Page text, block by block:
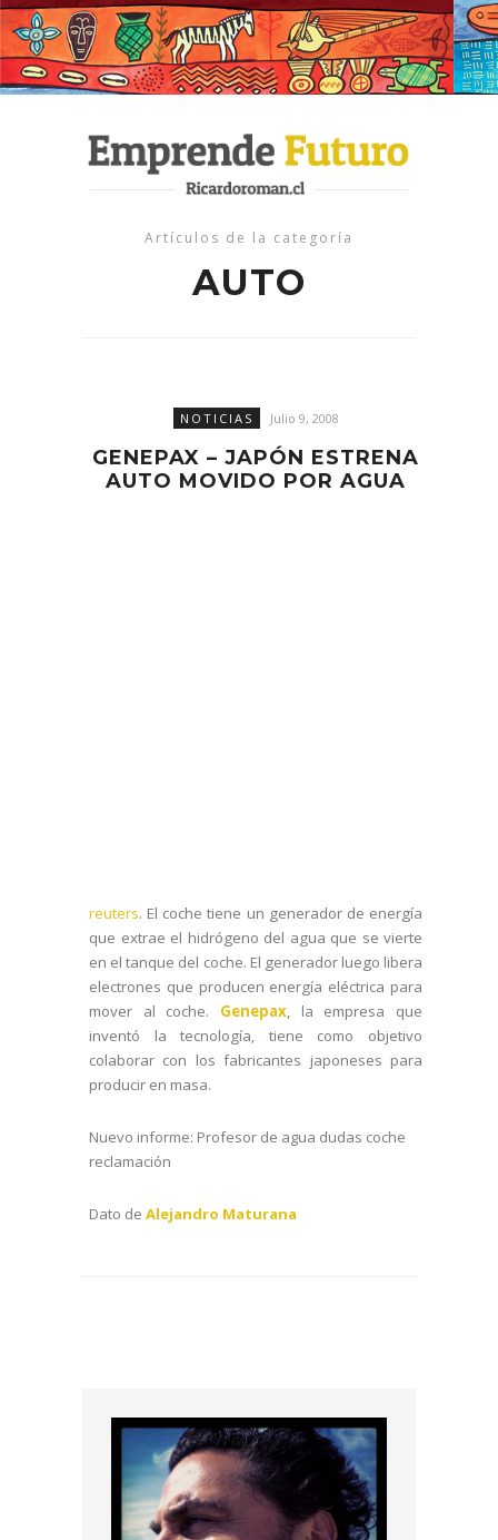
Artículos de la categoría
AUTO
NOTICIAS Julio 9, 2008
GENEPAX – JAPÓN ESTRENA
AUTO MOVIDO POR AGUA
reuters. El coche tiene un generador de energía
que extrae el hidrógeno del agua que se vierte
en el tanque del coche. El generador luego libera
electrones que producen energía eléctrica para
mover al coche. Genepax, la empresa que
inventó la tecnología, tiene como objetivo
colaborar con los fabricantes japoneses para
producir en masa.
Nuevo informe: Profesor de agua dudas coche
reclamación
Dato de Alejandro Maturana